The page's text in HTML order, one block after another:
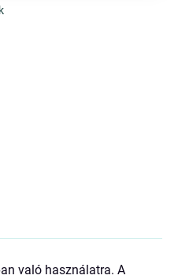
való használatra. A